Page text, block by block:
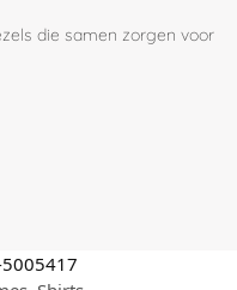
die samen zorgen voor